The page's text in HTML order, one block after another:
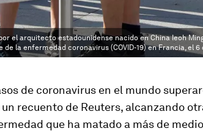
el arquitecto estadounidense nacido en China Ieoh
la enfermedad coronavirus (COVID-19) en Francia, el 6
de coronavirus en el mundo
un recuento de Reuters, alcanzando
que ha matado a más de